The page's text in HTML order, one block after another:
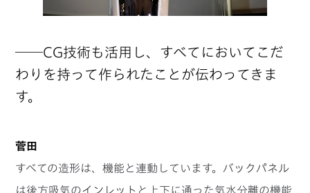
──CG技術も活用し、すべてにおいてこだ
わりを持って作られたことが伝わってきま
す。
菅田
すべての造形は、機能と連動しています。バックパネル
は後方吸気のインレットと上下に通った気水分離の機能